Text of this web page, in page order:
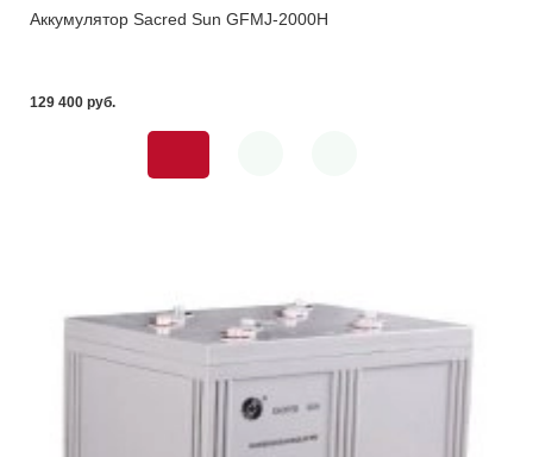
Аккумулятор Sacred Sun GFMJ-2000H
129 400 pуб.